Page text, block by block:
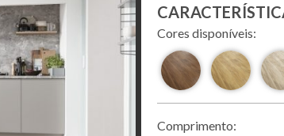
Cores disponíveis:
Comprimento: